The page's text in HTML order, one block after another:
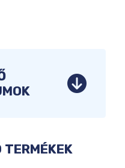
hang- és
TERMÉKEK